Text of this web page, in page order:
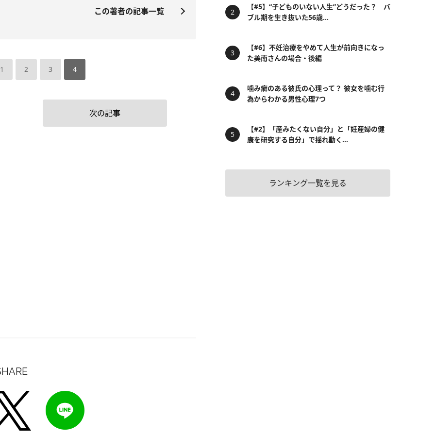
この著者の記事一覧
1 2 3 4
次の記事
【#5】“子どものいない人生”どうだった？ バ
ブル期を生き抜いた56歳...
【#6】不妊治療をやめて人生が前向きになっ
た美南さんの場合・後編
噛み癖のある彼氏の心理って？ 彼女を噛む行
為からわかる男性心理7つ
【#2】「産みたくない自分」と「妊産婦の健
康を研究する自分」で揺れ動く...
ランキング一覧を見る